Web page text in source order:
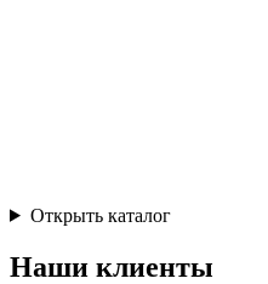
Открыть каталог
Наши клиенты